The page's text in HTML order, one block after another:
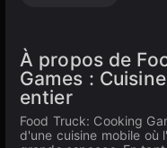
À propos de
Games :
entier
Food Truck: Cooking
d'une cuisine mobile où